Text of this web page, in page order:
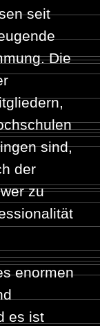
seit
Die
sind,
der
zu
enormen
es ist